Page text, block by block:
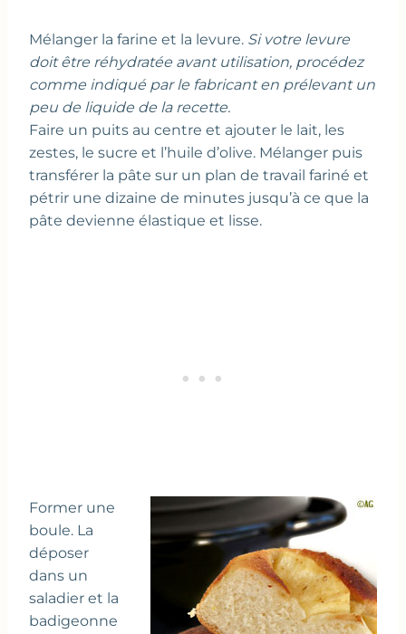
Mélanger la farine et la levure. Si votre levure
doit être réhydratée avant utilisation, procédez
comme indiqué par le fabricant en prélevant un
peu de liquide de la recette.
Faire un puits au centre et ajouter le lait, les
zestes, le sucre et l’huile d’olive. Mélanger puis
transférer la pâte sur un plan de travail fariné et
pétrir une dizaine de minutes jusqu’à ce que la
pâte devienne élastique et lisse.
Former une
boule. La
déposer
dans un
saladier et la
badigeonne